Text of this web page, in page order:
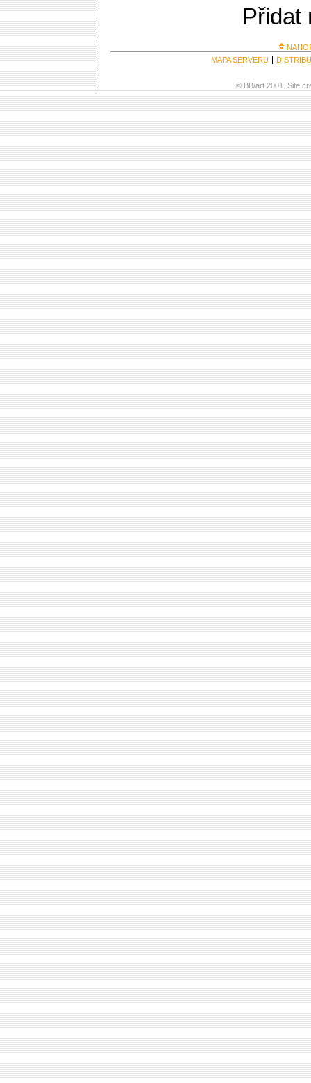
Přidat
MAPA SERVERU
© BB/art 2001. Site